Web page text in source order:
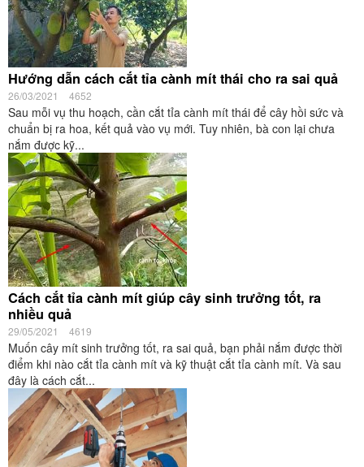
Hướng dẫn cách cắt tỉa cành mít thái cho ra sai quả
26/03/2021 4652
Sau mỗi vụ thu hoạch, cần cắt tỉa cành mít thái để cây hồi sức và
chuẩn bị ra hoa, kết quả vào vụ mới. Tuy nhiên, bà con lại chưa
nắm được kỹ...
Cách cắt tỉa cành mít giúp cây sinh trưởng tốt, ra
nhiều quả
29/05/2021 4619
Muốn cây mít sinh trưởng tốt, ra sai quả, bạn phải nắm được thời
điểm khi nào cắt tỉa cành mít và kỹ thuật cắt tỉa cành mít. Và sau
đây là cách cắt...